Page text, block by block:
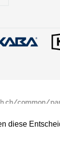
common/
diese